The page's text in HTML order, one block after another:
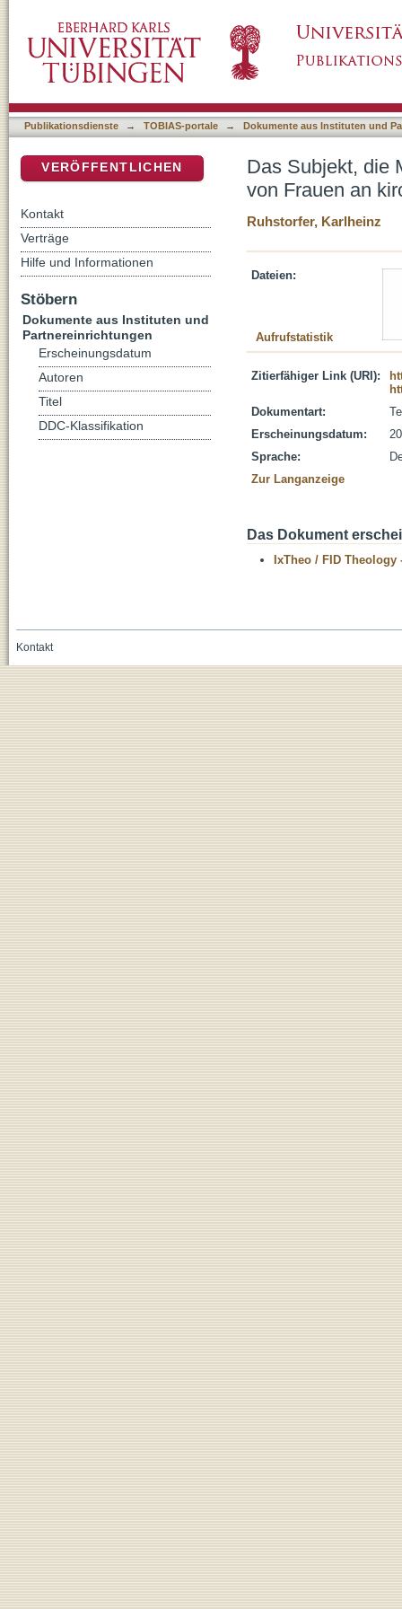
Selbstvollzügen
Publikationsdienste → TOBIAS-portale → Dokumente aus Instituten und
Das Subjekt, die
von Frauen an
Ruhstorfer, Karlheinz
Dateien:
Aufrufstatistik
Zitierfähiger Link (URI):
Dokumentart:
Erscheinungsdatum:
Sprache:
Zur Langanzeige
Das Dokument
IxTheo / FID Theology
VERÖFFENTLICHEN
Kontakt
Verträge
Hilfe und Informationen
Stöbern
Dokumente aus Instituten und
Partnereinrichtungen
Erscheinungsdatum
Autoren
Titel
DDC-Klassifikation
Kontakt